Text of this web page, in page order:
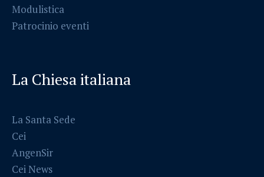
Modulistica
Patrocinio eventi
La Chiesa italiana
La Santa Sede
Cei
AngenSir
Cei News